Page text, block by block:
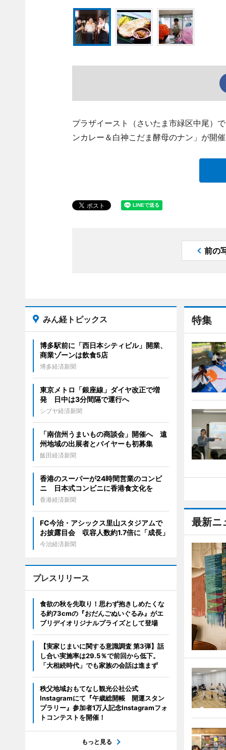
プラザイースト（さいたま市緑区中尾）
ンカレー＆白神こだま酵母のナン」が開
前の
特集
最新ニ
みん経トピックス
博多駅前に「西日本シティビル」開業、
商業ゾーンは飲食5店
博多経済新聞
東京メトロ「銀座線」ダイヤ改正で増
発 日中は3分間隔で運行へ
シブヤ経済新聞
「南信州うまいもの商談会」開催へ 遠
州地域の出展者とバイヤーも初募集
飯田経済新聞
香港のスーパーが24時間営業のコンビ
ニ 日本式コンビニに香港食文化を
香港経済新聞
FC今治・アシックス里山スタジアムで
お披露目会 収容人数約1.7倍に「成長」
今治経済新聞
プレスリリース
食欲の秋を先取り！思わず抱きしめたくな
る約73cmの『おだんごぬいぐるみ』がエ
ブリデイオリジナルプライズとして登場
【実家じまいに関する意識調査 第3弾】話
し合い実施率は29.5％で前回から低下。
「大相続時代」でも家族の会話は進まず
秩父地域おもてなし観光公社公式
Instagramにて『午歳総開帳 開運スタン
プラリー』参加者1万人記念Instagramフォ
トコンテストを開催！
もっと見る